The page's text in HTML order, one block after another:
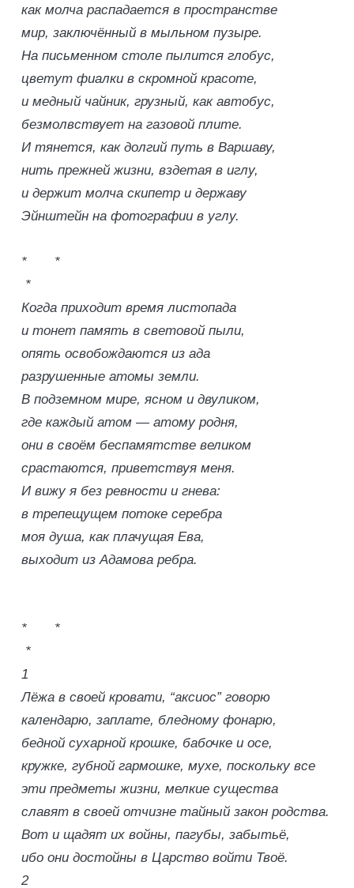
как молча распадается в пространстве
мир, заключённый в мыльном пузыре.
На письменном столе пылится глобус,
цветут фиалки в скромной красоте,
и медный чайник, грузный, как автобус,
безмолвствует на газовой плите.
И тянется, как долгий путь в Варшаву,
нить прежней жизни, вздетая в иглу,
и держит молча скипетр и державу
Эйнштейн на фотографии в углу.
* *
*
Когда приходит время листопада
и тонет память в световой пыли,
опять освобождаются из ада
разрушенные атомы земли.
В подземном мире, ясном и двуликом,
где каждый атом — атому родня,
они в своём беспамятстве великом
срастаются, приветствуя меня.
И вижу я без ревности и гнева:
в трепещущем потоке серебра
моя душа, как плачущая Ева,
выходит из Адамова ребра.
* *
*
1
Лёжа в своей кровати, “аксиос” говорю
календарю, заплате, бледному фонарю,
бедной сухарной крошке, бабочке и осе,
кружке, губной гармошке, мухе, поскольку все
эти предметы жизни, мелкие существа
славят в своей отчизне тайный закон родства.
Вот и щадят их войны, пагубы, забытьё,
ибо они достойны в Царство войти Твоё.
2